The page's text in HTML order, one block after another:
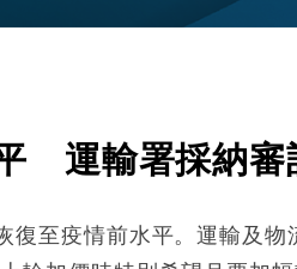
運輸署採納審
至疫情前水平。運輸及